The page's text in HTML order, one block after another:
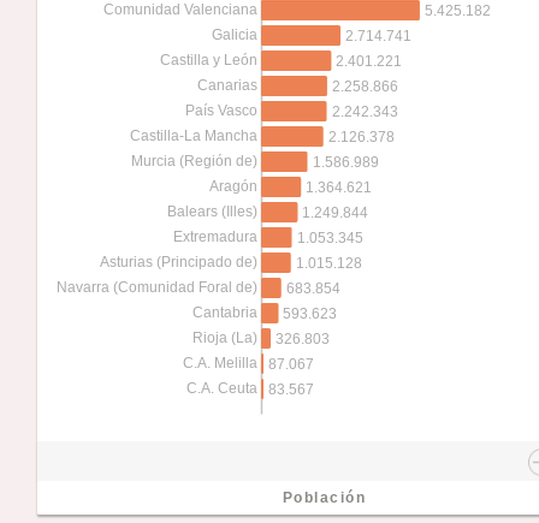
C.A. Ceuta
C.A. Melilla
Rioja (La)
Cantabria
Navarra (Comunidad Foral de)
Asturias (Principado de)
Extremadura
Balears (Illes)
Aragón
Murcia (Región de)
Castilla-La Mancha
País Vasco
Canarias
Castilla y León
Galicia
Comunidad Valenciana
83.567
87.067
326.803
593.623
683.854
1.015.128
1.053.345
1.249.844
1.364.621
1.586.989
2.126.378
2.242.343
2.258.866
2.401.221
2.714.741
5.425.182
Población